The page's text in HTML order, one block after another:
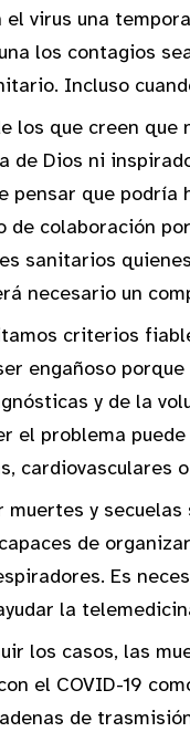
el virus una
los contagios
Incluso
los que creen
de Dios ni
pensar que
de colaboración
sanitarios
necesario un
criterios
engañoso
y de la
el problema
cardiovasculares
muertes y
de
Es
la
los casos, las
el COVID-19
de